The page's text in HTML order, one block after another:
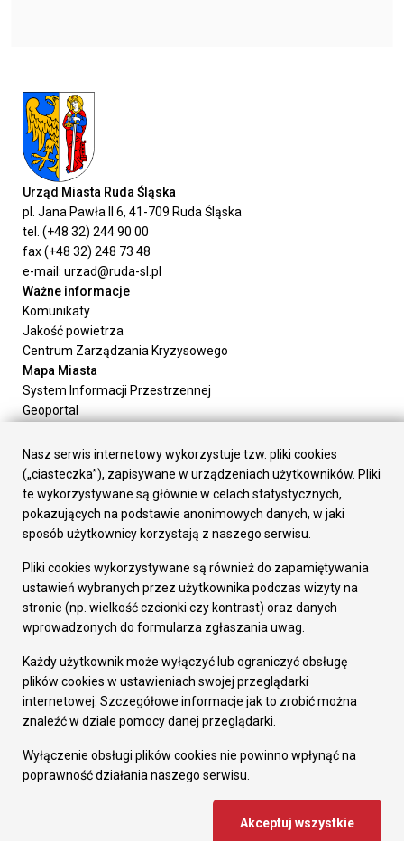
Urząd Miasta Ruda Śląska
pl. Jana Pawła II 6, 41-709 Ruda Śląska
tel. (+48 32) 244 90 00
fax (+48 32) 248 73 48
e-mail: urzad@ruda-sl.pl
Ważne informacje
Komunikaty
Jakość powietrza
Centrum Zarządzania Kryzysowego
Mapa Miasta
System Informacji Przestrzennej
Geoportal
Załatw sprawę
Prezydent Miasta
Rada Miasta
Wydziały
Elektroniczna Skrzynka Podawcza
Gospodarka
Fundusze europejskie
Środki krajowe
Oferty inwestycyjne
Pozostałe
Deklaracja dostępności
Dane osobowe
Dodaj opinię o witrynie
Nasz serwis internetowy wykorzystuje tzw. pliki cookies
(„ciasteczka”), zapisywane w urządzeniach użytkowników. Pliki
te wykorzystywane są głównie w celach statystycznych,
pokazujących na podstawie anonimowych danych, w jaki
sposób użytkownicy korzystają z naszego serwisu.
Pliki cookies wykorzystywane są również do zapamiętywania
ustawień wybranych przez użytkownika podczas wizyty na
stronie (np. wielkość czcionki czy kontrast) oraz danych
wprowadzonych do formularza zgłaszania uwag.
Każdy użytkownik może wyłączyć lub ograniczyć obsługę
plików cookies w ustawieniach swojej przeglądarki
internetowej. Szczegółowe informacje jak to zrobić można
znaleźć w dziale pomocy danej przeglądarki.
Wyłączenie obsługi plików cookies nie powinno wpłynąć na
poprawność działania naszego serwisu.
Akceptuj wszystkie